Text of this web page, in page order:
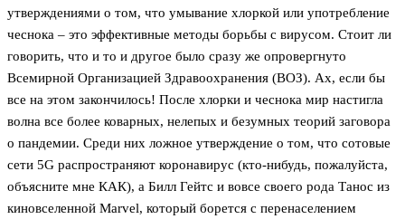
утверждениями о том, что умывание хлоркой или употребление
чеснока – это эффективные методы борьбы с вирусом. Стоит ли
говорить, что и то и другое было сразу же опровергнуто
Всемирной Организацией Здравоохранения (ВОЗ). Ах, если бы
все на этом закончилось! После хлорки и чеснока мир настигла
волна все более коварных, нелепых и безумных теорий заговора
о пандемии. Среди них ложное утверждение о том, что сотовые
сети 5G распространяют коронавирус (кто-нибудь, пожалуйста,
объясните мне КАК), а Билл Гейтс и вовсе своего рода Танос из
киновселенной Marvel, который борется с перенаселением